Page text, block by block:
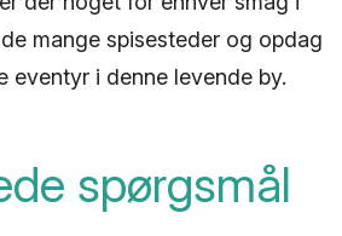
mange spisesteder og opdag
eventyr i denne levende by.
spørgsmål